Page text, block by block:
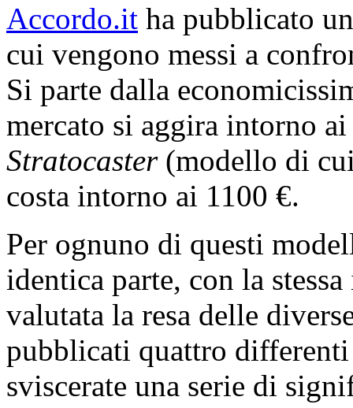
Accordo.it ha pubblicato
cui vengono messi a
Si parte dalla
mercato si aggira intorno
Stratocaster(modello di cui
costa intorno ai 1100 €.
Per ognuno di questi
identica parte, con la
valutata la resa delle
pubblicati quattro
sviscerate una serie di